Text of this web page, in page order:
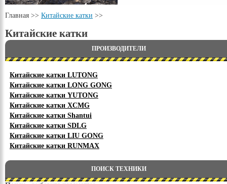
Главная >> Китайские катки >>
Китайские катки
ПРОИЗВОДИТЕЛИ
Китайские катки LUTONG
Китайские катки LONG GONG
Китайские катки YUTONG
Китайские катки XCMG
Китайские катки Shantui
Китайские катки SDLG
Китайские катки LIU GONG
Китайские катки RUNMAX
ПОИСК ТЕХНИКИ